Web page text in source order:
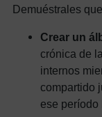
Demuéstrales
Crear un
crónica de
internos
compartido
ese período